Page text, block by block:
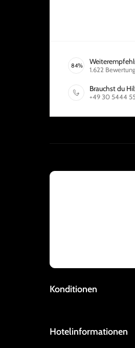
84% 1.622
Brauchst du
+49 30 5444
Konditionen
Hotelinformationen